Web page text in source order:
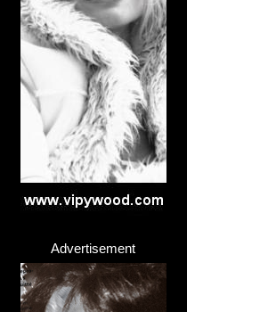
Advertisement